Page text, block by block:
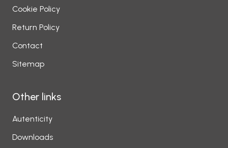
Cookie Policy
Return Policy
Contact
Sitemap
Other links
Autenticity
Downloads